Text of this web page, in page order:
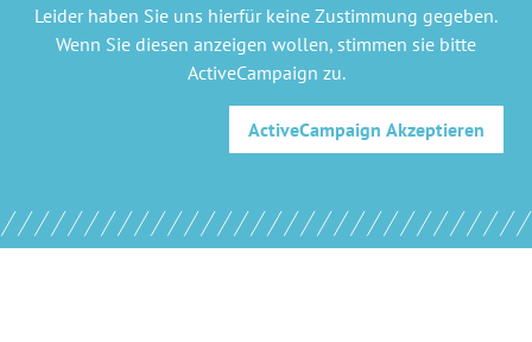
Leider haben Sie uns hierfür keine Zustimmung gegeben.
Wenn Sie diesen anzeigen wollen, stimmen sie bitte
ActiveCampaign zu.
ActiveCampaign Akzeptieren